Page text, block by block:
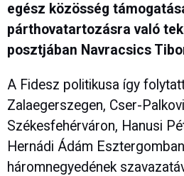
egész közösség
párthovatartozásra való
posztjában Navracsics
A Fidesz politikusa így
Zalaegerszegen, Cser-
Székesfehérváron, Hanusi
Hernádi Ádám
háromnegyedének